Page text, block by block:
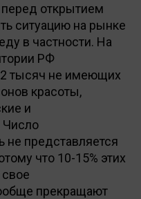
открытием
ситуацию на рынке
в частности. На
РФ
тысяч не имеющих
красоты,
и
Число
не представляется
что 10-15% этих
прекращают